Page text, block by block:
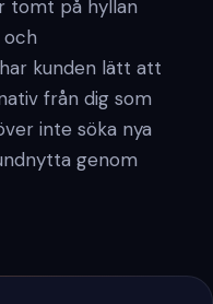
tomt på hyllan
kunden lätt att
från dig som
inte söka nya
genom